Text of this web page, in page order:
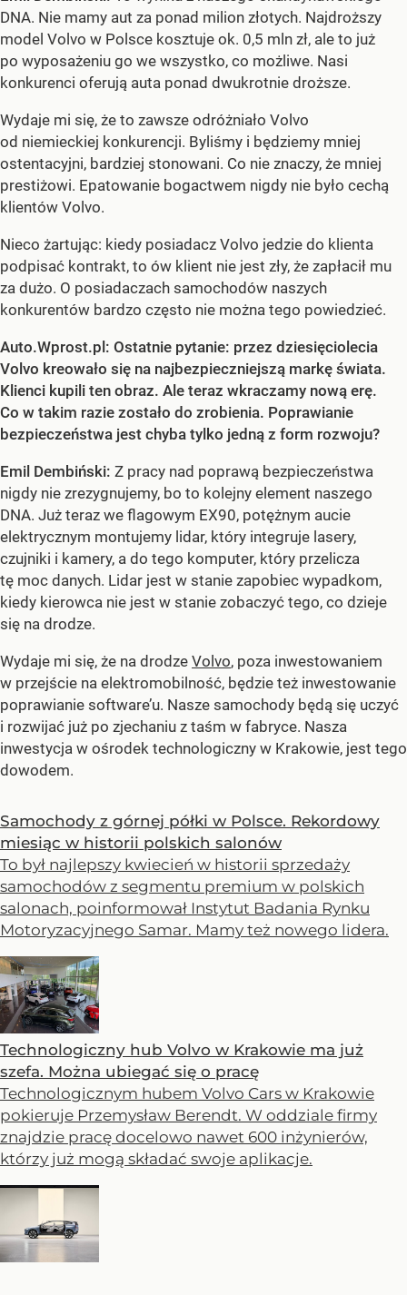
DNA. Nie mamy aut za ponad milion złotych. Najdroższy
model Volvo w Polsce kosztuje ok. 0,5 mln zł, ale to już
po wyposażeniu go we wszystko, co możliwe. Nasi
konkurenci oferują auta ponad dwukrotnie droższe.
Wydaje mi się, że to zawsze odróżniało Volvo
od niemieckiej konkurencji. Byliśmy i będziemy mniej
ostentacyjni, bardziej stonowani. Co nie znaczy, że mniej
prestiżowi. Epatowanie bogactwem nigdy nie było cechą
klientów Volvo.
Nieco żartując: kiedy posiadacz Volvo jedzie do klienta
podpisać kontrakt, to ów klient nie jest zły, że zapłacił mu
za dużo. O posiadaczach samochodów naszych
konkurentów bardzo często nie można tego powiedzieć.
Auto.Wprost.pl: Ostatnie pytanie: przez dziesięciolecia
Volvo kreowało się na najbezpieczniejszą markę świata.
Klienci kupili ten obraz. Ale teraz wkraczamy nową erę.
Co w takim razie zostało do zrobienia. Poprawianie
bezpieczeństwa jest chyba tylko jedną z form rozwoju?
Emil Dembiński: Z pracy nad poprawą bezpieczeństwa
nigdy nie zrezygnujemy, bo to kolejny element naszego
DNA. Już teraz we flagowym EX90, potężnym aucie
elektrycznym montujemy lidar, który integruje lasery,
czujniki i kamery, a do tego komputer, który przelicza
tę moc danych. Lidar jest w stanie zapobiec wypadkom,
kiedy kierowca nie jest w stanie zobaczyć tego, co dzieje
się na drodze.
Wydaje mi się, że na drodze Volvo, poza inwestowaniem
w przejście na elektromobilność, będzie też inwestowanie
poprawianie software’u. Nasze samochody będą się uczyć
i rozwijać już po zjechaniu z taśm w fabryce. Nasza
inwestycja w ośrodek technologiczny w Krakowie, jest tego
dowodem.
Samochody z górnej półki w Polsce. Rekordowy
miesiąc w historii polskich salonów
To był najlepszy kwiecień w historii sprzedaży
samochodów z segmentu premium w polskich
salonach, poinformował Instytut Badania Rynku
Motoryzacyjnego Samar. Mamy też nowego lidera.
Technologiczny hub Volvo w Krakowie ma już
szefa. Można ubiegać się o pracę
Technologicznym hubem Volvo Cars w Krakowie
pokieruje Przemysław Berendt. W oddziale firmy
znajdzie pracę docelowo nawet 600 inżynierów,
którzy już mogą składać swoje aplikacje.